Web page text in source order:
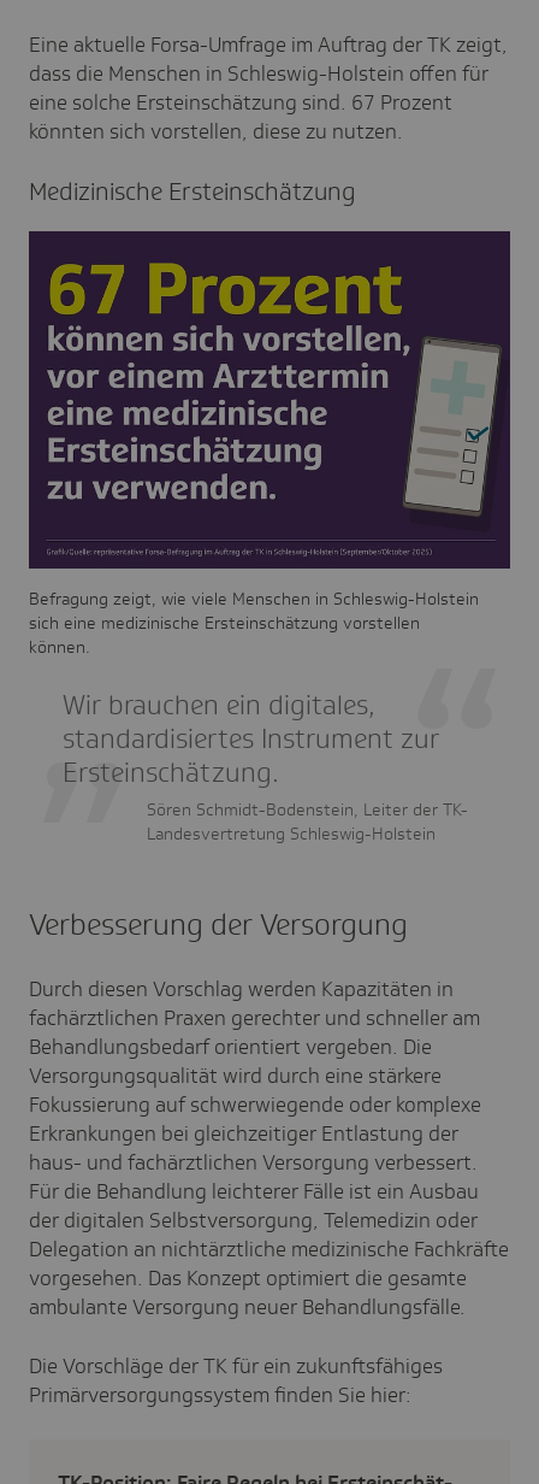
Eine aktuelle Forsa-Umfrage im Auftrag der TK zeigt,
dass die Menschen in Schleswig-Holstein offen für
eine solche Ersteinschätzung sind. 67 Prozent
könnten sich vorstellen, diese zu nutzen.
Medi­zi­ni­sche Erstein­schät­zung
Befragung zeigt, wie viele Menschen in Schleswig-Holstein
sich eine medizinische Ersteinschätzung vorstellen
können.
Wir brauchen ein digitales,
standardisiertes Instrument zur
Ersteinschätzung.
Sören Schmidt-Bodenstein, Leiter der TK-
Landesvertretung Schleswig-Holstein
Verbesserung der Versorgung
Durch diesen Vorschlag werden Kapazitäten in
fachärztlichen Praxen gerechter und schneller am
Behandlungsbedarf orientiert vergeben. Die
Versorgungsqualität wird durch eine stärkere
Fokussierung auf schwerwiegende oder komplexe
Erkrankungen bei gleichzeitiger Entlastung der
haus- und fachärztlichen Versorgung verbessert.
Für die Behandlung leichterer Fälle ist ein Ausbau
der digitalen Selbstversorgung, Telemedizin oder
Delegation an nichtärztliche medizinische Fachkräfte
vorgesehen. Das Konzept optimiert die gesamte
ambulante Versorgung neuer Behandlungsfälle.
Die Vorschläge der TK für ein zukunftsfähiges
Primärversorgungssystem finden Sie hier: